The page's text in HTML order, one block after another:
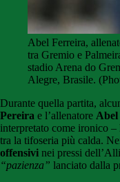
Abel Ferreira,
tra Gremio e
stadio Arena do
Alegre, Brasile.
Durante quella partita,
Pereira e l’allenatore
interpretato come ironico
tra la tifoseria più calda.
offensivi nei pressi
“pazienza” lanciato dalla